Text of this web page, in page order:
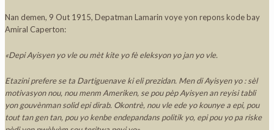
Nan demen, 9 Out 1915, Depatman Lamarin voye yon repons kode bay
Amiral Caperton:
«Depi Ayisyen yo vle ou mèt kite yo fè eleksyon yo jan yo vle.
Etazini prefere se ta Dartiguenave ki eli prezidan. Men di Ayisyen yo : sèl
motivasyon nou, nou menm Ameriken, se pou pèp Ayisyen an reyisi tabli
yon gouvènman solid epi dirab. Okontrè, nou vle ede yo kounye a epi, pou
tout tan gen tan, pou yo kenbe endepandans politik yo, epi pou yo pa riske